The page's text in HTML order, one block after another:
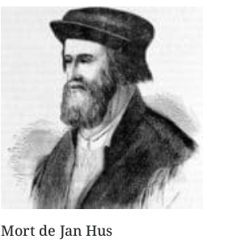
Mort de Jan Hus